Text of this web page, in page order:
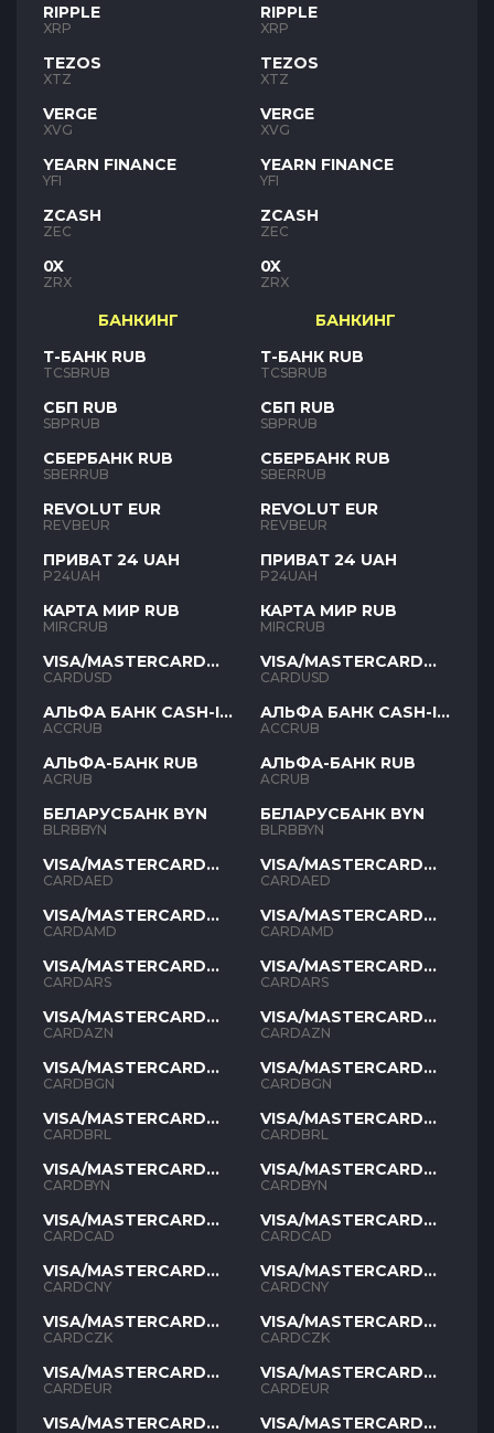
RIPPLE
XRP
TEZOS
XTZ
VERGE
XVG
YEARN FINANCE
YFI
ZCASH
ZEC
0X
ZRX
БАНКИНГ
Т-БАНК RUB
TCSBRUB
СБП RUB
SBPRUB
СБЕРБАНК RUB
SBERRUB
REVOLUT EUR
REVBEUR
ПРИВАТ 24 UAH
P24UAH
КАРТА МИР RUB
MIRCRUB
VISA/MASTERCARD
USD
CARDUSD
АЛЬФА БАНК CASH-IN
RUB
ACCRUB
АЛЬФА-БАНК RUB
ACRUB
БЕЛАРУСБАНК BYN
BLRBBYN
VISA/MASTERCARD
AED
CARDAED
VISA/MASTERCARD
AMD
CARDAMD
VISA/MASTERCARD
ARS
CARDARS
VISA/MASTERCARD
AZN
CARDAZN
VISA/MASTERCARD
BGN
CARDBGN
VISA/MASTERCARD
BRL
CARDBRL
VISA/MASTERCARD
BYN
CARDBYN
VISA/MASTERCARD
CAD
CARDCAD
VISA/MASTERCARD
CNY
CARDCNY
VISA/MASTERCARD
CZK
CARDCZK
VISA/MASTERCARD
EUR
CARDEUR
VISA/MASTERCARD
RIPPLE
XRP
TEZOS
XTZ
VERGE
XVG
YEARN FINANCE
YFI
ZCASH
ZEC
0X
ZRX
БАНКИНГ
Т-БАНК RUB
TCSBRUB
СБП RUB
SBPRUB
СБЕРБАНК RUB
SBERRUB
REVOLUT EUR
REVBEUR
ПРИВАТ 24 UAH
P24UAH
КАРТА МИР RUB
MIRCRUB
VISA/MASTERCARD
USD
CARDUSD
АЛЬФА БАНК CASH-IN
RUB
ACCRUB
АЛЬФА-БАНК RUB
ACRUB
БЕЛАРУСБАНК BYN
BLRBBYN
VISA/MASTERCARD
AED
CARDAED
VISA/MASTERCARD
AMD
CARDAMD
VISA/MASTERCARD
ARS
CARDARS
VISA/MASTERCARD
AZN
CARDAZN
VISA/MASTERCARD
BGN
CARDBGN
VISA/MASTERCARD
BRL
CARDBRL
VISA/MASTERCARD
BYN
CARDBYN
VISA/MASTERCARD
CAD
CARDCAD
VISA/MASTERCARD
CNY
CARDCNY
VISA/MASTERCARD
CZK
CARDCZK
VISA/MASTERCARD
EUR
CARDEUR
VISA/MASTERCARD